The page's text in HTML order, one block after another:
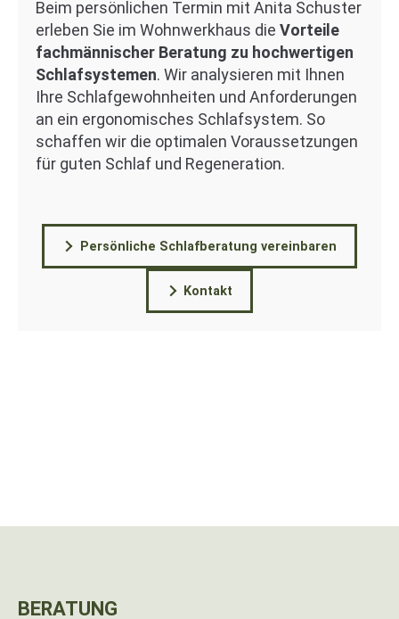
Beim persönlichen Termin mit Anita Schuster
erleben Sie im Wohnwerkhaus die Vorteile
fachmännischer Beratung zu hochwertigen
Schlafsystemen. Wir analysieren mit Ihnen
Ihre Schlafgewohnheiten und Anforderungen
an ein ergonomisches Schlafsystem. So
schaffen wir die optimalen Voraussetzungen
für guten Schlaf und Regeneration.
Persönliche Schlafberatung vereinbaren
Kontakt
BERATUNG